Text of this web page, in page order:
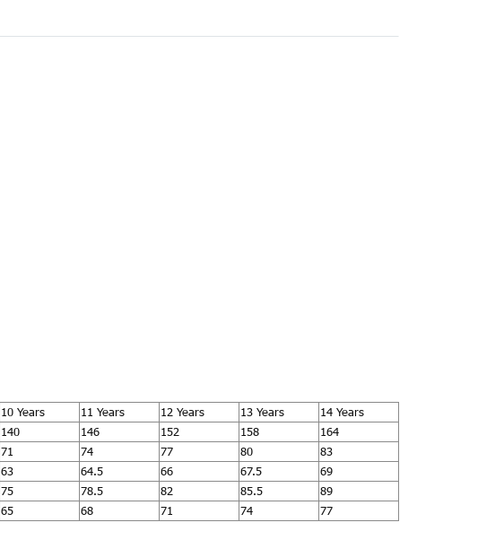
10 Years 11 Years 12 Years 13 Years
14 Years
140 146 152 158
164
71 74 77 80
83
63 64.5 66 67.5
69
75 78.5 82 85.5
89
65 68 71 74 77